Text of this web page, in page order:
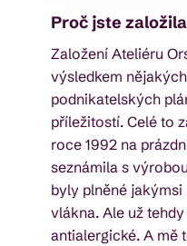
Proč jste
Založení Ateliéru
výsledkem
podnikatelských
příležitostí. Celé to
roce 1992 na
seznámila s
byly plněné
vlákna. Ale už
antialergické. A mě